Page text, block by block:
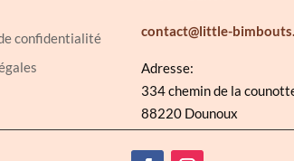
du
produit
confidentialité
contact@little-
Adresse:
334 chemin de la
88220 Dounoux